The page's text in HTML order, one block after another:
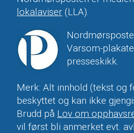
lokalaviser (LLA).
Varsom-
presseskikk.
Merk: Alt innhold (tekst og
beskyttet og kan ikke
Brudd på Lov om
vil først bli anmerket evt.